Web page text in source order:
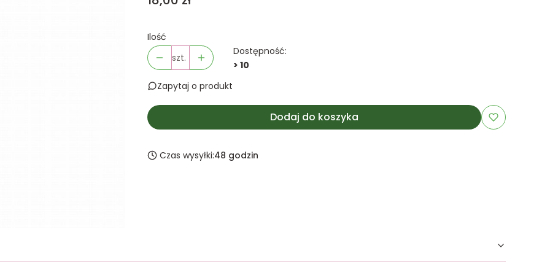
Ilość
szt.
Dostępność:
> 10
Zapytaj o produkt
Dodaj do koszyka
Czas wysyłki:48 godzin